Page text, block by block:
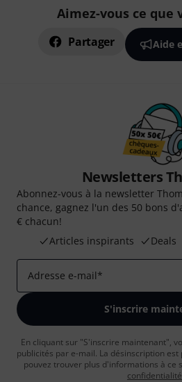
Aimez-vous ce que
Partager Aide
Newsletters
Abonnez-vous à la newsletter
chance, gagnez l'un des 50 bons
€ chacun!
Articles inspirants
Deals
Adresse e-mail*
S'inscrire
En cliquant sur "S'inscrire maintenant",
publicités par e-mail. La désinscription
pouvez trouver plus d'informations à ce
confidentialité